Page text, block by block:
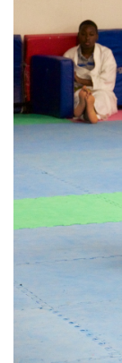
6 h 00 min
7 h 00 min
8 h 00 min
9 h 00 min
11 h 00 min